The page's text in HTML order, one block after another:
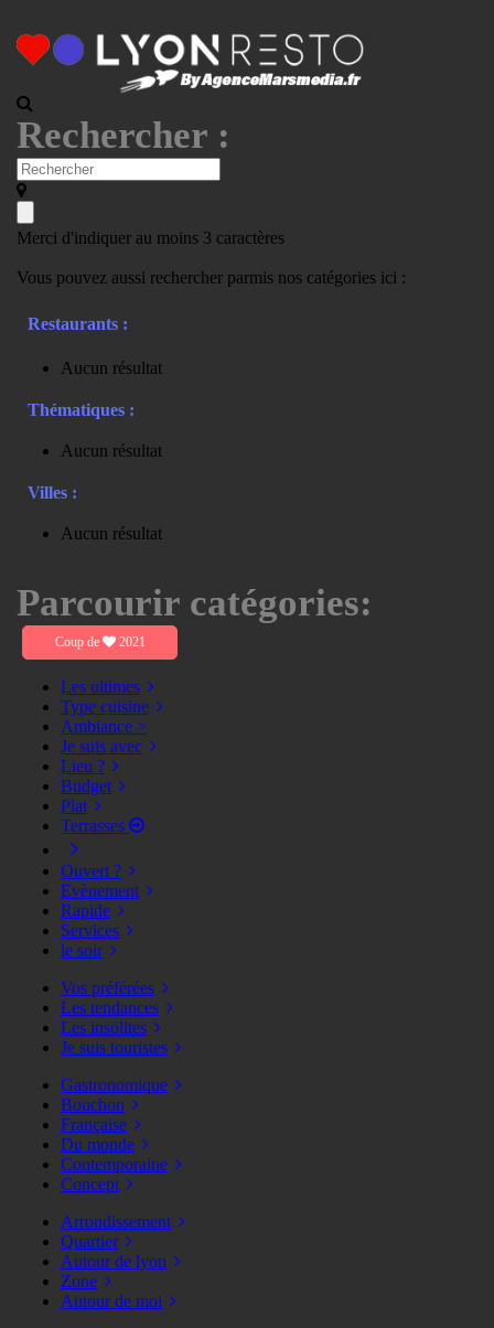
Rechercher :
Merci d'indiquer au moins 3 caractères
Vous pouvez aussi rechercher parmis nos catégories ici :
Restaurants :
Aucun résultat
Thématiques :
Aucun résultat
Villes :
Aucun résultat
Parcourir catégories:
Coup de 2021
Les ultimes
Type cuisine
Ambiance >
Je suis avec
Lieu ?
Budget
Plat
Terrasses
Ouvert ?
Evènement
Rapide
Services
le soir
Vos préférées
Les tendances
Les insolites
Je suis touristes
Gastronomique
Bouchon
Française
Du monde
Contemporaine
Concept
Arrondissement
Quartier
Autour de lyon
Zone
Autour de moi